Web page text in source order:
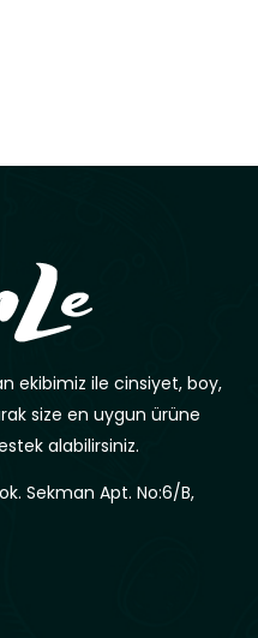
ekibimiz ile cinsiyet, boy,
size en uygun ürüne
alabilirsiniz.
Sekman Apt. No:6/B,